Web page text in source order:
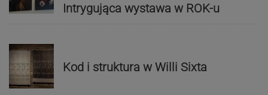
Intrygująca wystawa w ROK-u
Kod i struktura w Willi Sixta